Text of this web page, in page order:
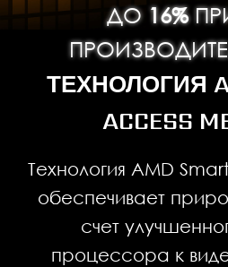
ДО 16%
ТЕХНОЛОГИЯ
ACCESS
Технология AMD
обеспечивает
счет
процессора к